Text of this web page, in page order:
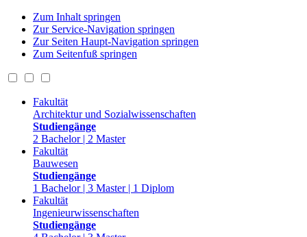
Zum Inhalt springen
Zur Service-Navigation springen
Zur Seiten Haupt-Navigation springen
Zum Seitenfuß springen
Fakultät
Architektur und Sozialwissenschaften
Studiengänge
2 Bachelor | 2 Master
Fakultät
Bauwesen
Studiengänge
1 Bachelor | 3 Master | 1 Diplom
Fakultät
Ingenieurwissenschaften
Studiengänge